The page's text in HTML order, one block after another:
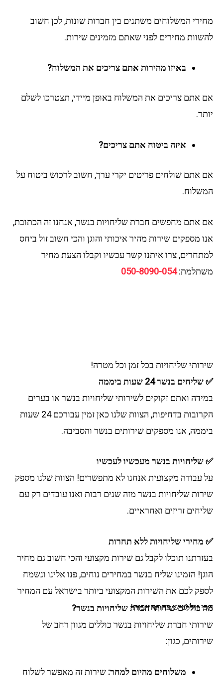
מחירי המשלוחים משתנים בין חברות שונות, לכן חשוב
להשוות מחירים לפני שאתם מזמינים שירות.
באיזו מהירות אתם צריכים את המשלוח?
אם אתם צריכים את המשלוח באופן מיידי, תצטרכו לשלם
יותר.
איזה ביטוח אתם צריכים?
אם אתם שולחים פריטים יקרי ערך, חשוב לרכוש ביטוח על
המשלוח.
אם אתם מחפשים חברת שליחויות בנשר, אנחנו זה הכתובת,
אנו מספקים שירות מהיר איכותי והוגן והכי חשוב זול ביחס
למתחרים, צרו איתנו קשר עכשיו וקבלו הצעת מחיר
משתלמת:050-8090-054
שירותי שליחויות בכל זמן וכל מטרה!
✅ שליחים בנשר 24 שעות ביממה
במידה ואתם זקוקים לשירותי שליחויות בנשר או בערים
הקרובות בדחיפות, הצוות שלנו כאן זמין עבורכם 24 שעות
ביממה, אנו מספקים שירותים בנשר והסביבה.
✅ שליחויות בנשר מעכשיו לעכשיו
על עבודה מקצועית אנחנו לא מתפשרים! הצוות שלנו מספק
שירות שליחויות בנשר מזה שנים רבות ואנו עובדים רק עם
שליחים זריזים ואחראיים.
✅ מחירי שליחויות ללא תחרות
בעזרתנו תוכלו לקבל גם שירות מקצועי והכי חשוב גם מחיר
הוגן! הזמינו שליח בנשר במחירים נוחים, פנו אלינו ונשמח
לספק לכם את השירות המקצועי ביותר בישראל עם המחיר
הכי זול שיש בהתחייבות!
מה כוללים שירותי חברת שליחויות בנשר?
שירותי חברת שליחויות בנשר כוללים מגוון רחב של
שירותים, כגון:
משלוחים מהיום למחר: שירות זה מאפשר לשלוח